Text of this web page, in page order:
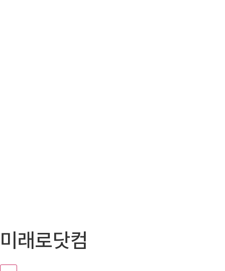
텐
로
미래로닷컴